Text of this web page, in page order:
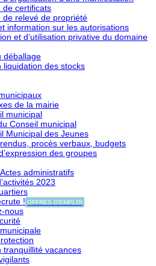
de certificats
de relevé de propriété
information sur les autorisations
et d’utilisation privative du domaine
déballage
liquidation des stocks
de la mairie
municipal
Conseil municipal
Municipal des Jeunes
procès verbaux, budgets
des groupes
administratifs
2023
! OFFRES D'EMPLOI
nous
tranquillité vacances